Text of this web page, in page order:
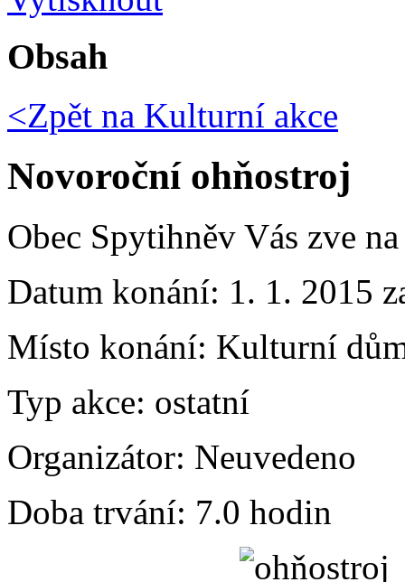
Obsah
<Zpět na Kulturní akce
Novoroční ohňostroj
Obec Spytihněv Vás zve
Datum konání: 1. 1. 2015
Místo konání: Kulturní
Typ akce: ostatní
Organizátor: Neuvedeno
Doba trvání: 7.0 hodin